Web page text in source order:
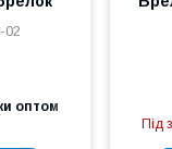
02
оптом
Під